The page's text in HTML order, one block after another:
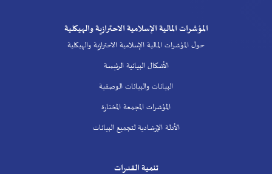
المؤشرات المالية الإسلامية الاحترازية والهيكلية
حول المؤشرات المالية الإسلامية الاحترازية والهيكلية
الأشكال البيانية الرئيسة
البيانات والبيانات الوصفية
المؤشرات المجمعة المختارة
الأدلة الإرشادية لتجميع البيانات
تنمية القدرات